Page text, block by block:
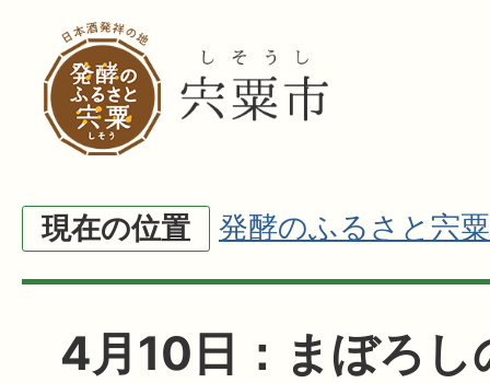
現在の位置 発酵のふるさと宍粟
4月10日：まぼろし